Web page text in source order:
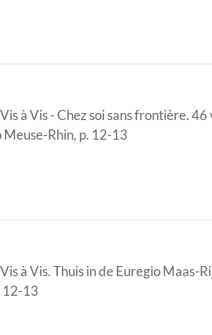
à Vis - Chez soi sans frontière.
Meuse-Rhin, p. 12-13
à Vis. Thuis in de Euregio Maas-
12-13